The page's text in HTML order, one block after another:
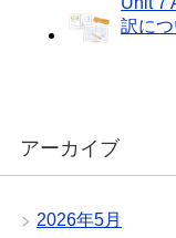
訳に
アーカイブ
2026年5月